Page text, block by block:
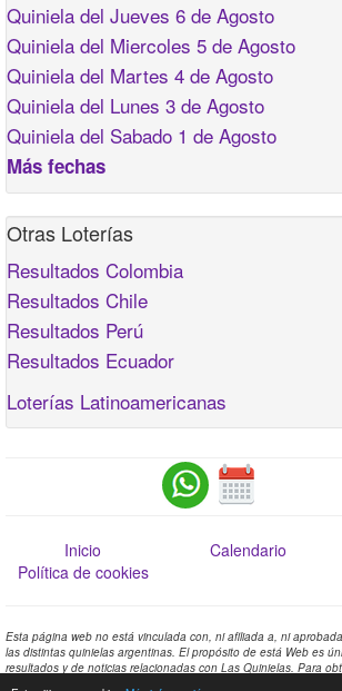
Quiniela del Jueves 6 de Agosto
Quiniela del Miercoles 5 de Agosto
Quiniela del Martes 4 de Agosto
Quiniela del Lunes 3 de Agosto
Quiniela del Sabado 1 de Agosto
Más fechas
Otras Loterías
Resultados Colombia
Resultados Chile
Resultados Perú
Resultados Ecuador
Loterías Latinoamericanas
Inicio Calendario
Política de cookies
Esta página web no está vinculada con, ni afiliada a, ni
las distintas quinielas argentinas. El propósito de está Web es
resultados y de noticias relacionadas con Las Quinielas. Para
comprobar los resultados oficiales contacte con las páginas